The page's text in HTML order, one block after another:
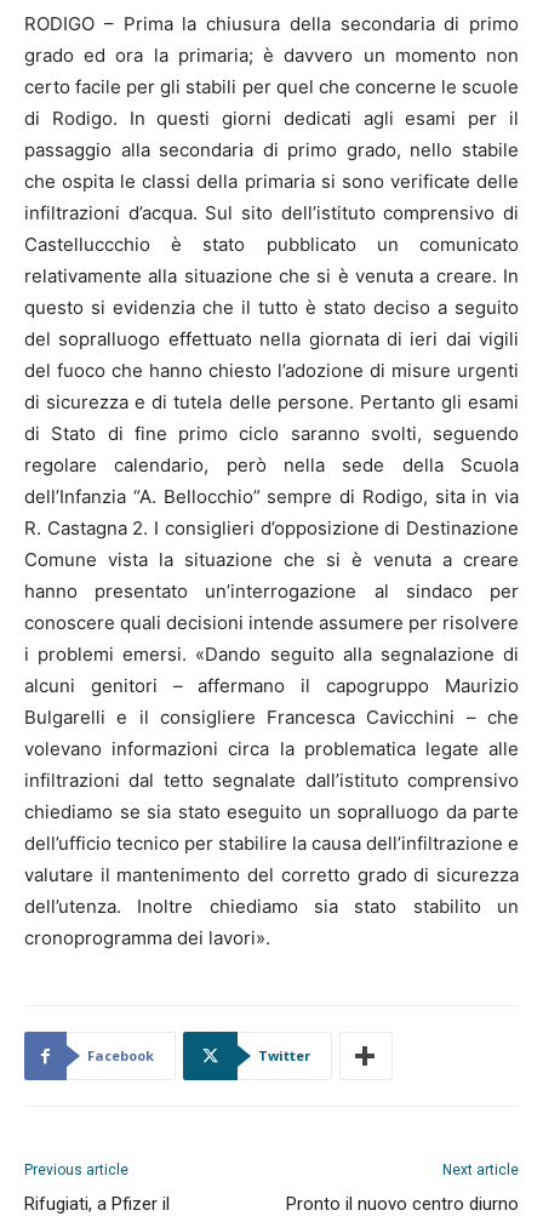
RODIGO – Prima la chiusura della secondaria di primo
grado ed ora la primaria; è davvero un momento non
certo facile per gli stabili per quel che concerne le scuole
di Rodigo. In questi giorni dedicati agli esami per il
passaggio alla secondaria di primo grado, nello stabile
che ospita le classi della primaria si sono verificate delle
infiltrazioni d’acqua. Sul sito dell’istituto comprensivo di
Castelluccchio è stato pubblicato un comunicato
relativamente alla situazione che si è venuta a creare. In
questo si evidenzia che il tutto è stato deciso a seguito
del sopralluogo effettuato nella giornata di ieri dai vigili
del fuoco che hanno chiesto l’adozione di misure urgenti
di sicurezza e di tutela delle persone. Pertanto gli esami
di Stato di fine primo ciclo saranno svolti, seguendo
regolare calendario, però nella sede della Scuola
dell’Infanzia “A. Bellocchio” sempre di Rodigo, sita in via
R. Castagna 2. I consiglieri d’opposizione di Destinazione
Comune vista la situazione che si è venuta a creare
hanno presentato un’interrogazione al sindaco per
conoscere quali decisioni intende assumere per risolvere
i problemi emersi. «Dando seguito alla segnalazione di
alcuni genitori – affermano il capogruppo Maurizio
Bulgarelli e il consigliere Francesca Cavicchini – che
volevano informazioni circa la problematica legate alle
infiltrazioni dal tetto segnalate dall’istituto comprensivo
chiediamo se sia stato eseguito un sopralluogo da parte
dell’ufficio tecnico per stabilire la causa dell’infiltrazione e
valutare il mantenimento del corretto grado di sicurezza
dell’utenza. Inoltre chiediamo sia stato stabilito un
cronoprogramma dei lavori».
Facebook Twitter
Previous article
Rifugiati, a Pfizer il
Next article
Pronto il nuovo centro diurno